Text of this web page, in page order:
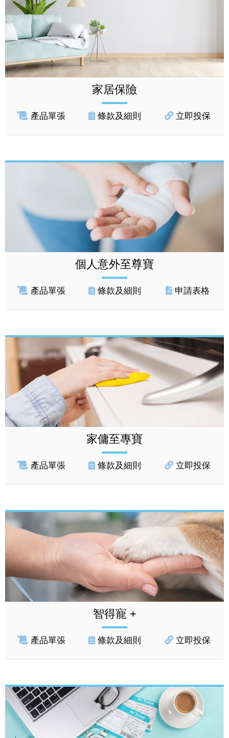
家居保險
產品單張 條款及細則 立即投保
個人意外至尊寶
產品單張 條款及細則 申請表格
家傭至專寶
產品單張 條款及細則 立即投保
智得寵 +
產品單張 條款及細則 立即投保